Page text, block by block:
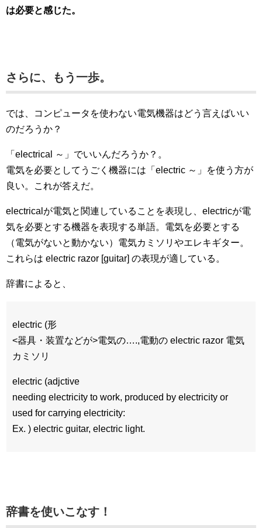
は必要と感じた。
さらに、もう一歩。
では、コンピュータを使わない電気機器はどう言えばいい
のだろうか？
「electrical ～」でいいんだろうか？。
電気を必要としてうごく機器には「electric ～」を使う方が
良い。これが答えだ。
electricalが電気と関連していることを表現し、electricが電
気を必要とする機器を表現する単語。電気を必要とする
（電気がないと動かない）電気カミソリやエレキギター。
これらは electric razor [guitar] の表現が適している。
辞書によると、
electric (形
<器具・装置などが>電気の….,電動の electric razor 電気
カミソリ
electric (adjctive
needing electricity to work, produced by electricity or
used for carrying electricity:
Ex. ) electric guitar, electric light.
辞書を使いこなす！